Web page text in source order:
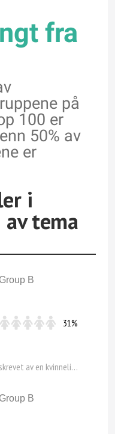
fra
på
100 er
50% av
er
i
tema
Group B
31%
Sanger om å slå opp framført/skrevet av en kvinnelig soloartist
Group B